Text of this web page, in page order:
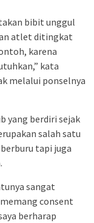
bibit unggul
atlet ditingkat
karena
kata
melalui ponselnya
yang berdiri sejak
salah satu
tapi juga
sangat
consent
berharap